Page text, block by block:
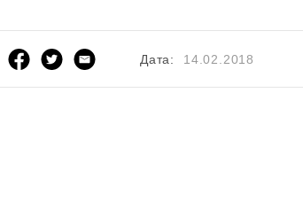
Дата: 14.02.2018